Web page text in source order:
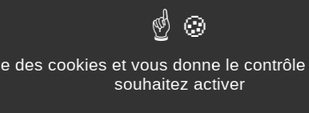
des cookies et vous donne le
souhaitez activer